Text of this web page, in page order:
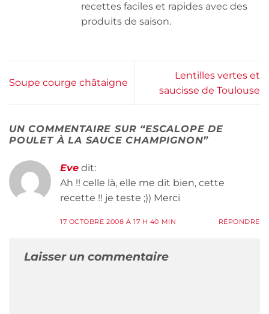
recettes faciles et rapides avec des
produits de saison.
Soupe courge châtaigne
Lentilles vertes et
saucisse de Toulouse
UN COMMENTAIRE SUR “ESCALOPE DE
POULET À LA SAUCE CHAMPIGNON”
Eve dit:
Ah !! celle là, elle me dit bien, cette
recette !! je teste ;)) Merci
17 OCTOBRE 2008 À 17 H 40 MIN RÉPONDRE
Laisser un commentaire